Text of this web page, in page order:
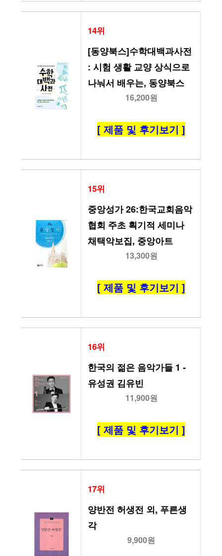
14위
[동양북스]수학대백과사전
: 시험 생활 교양 상식으로
나눠서 배우는, 동양북스
16,200원
[ 제품 및 후기보기 ]
15위
중앙성가 26:한국교회음악
협회 주초 획기적 세미나
채택악보집, 중앙아트
13,300원
[ 제품 및 후기보기 ]
16위
한국의 젊은 음악가들 1 -
유성권 김유빈
11,900원
[ 제품 및 후기보기 ]
17위
양반전 허생전 외, 푸른생
각
9,900원